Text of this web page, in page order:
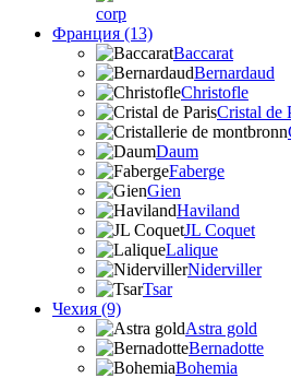
corp
Франция (13)
Baccarat
Bernardaud
Christofle
Cristal de
Daum
Faberge
Gien
Haviland
JL Coquet
Lalique
Niderviller
Tsar
Чехия (9)
Astra gold
Bernadotte
Bohemia